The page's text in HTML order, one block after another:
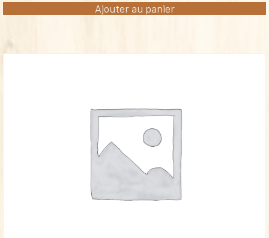
Ajouter au panier